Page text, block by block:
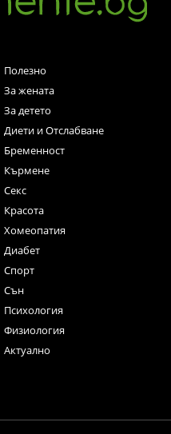
Полезно
За жената
За детето
Диети и Отслабване
Бременност
Кърмене
Секс
Красота
Хомеопатия
Диабет
Спорт
Сън
Психология
Физиология
Актуално